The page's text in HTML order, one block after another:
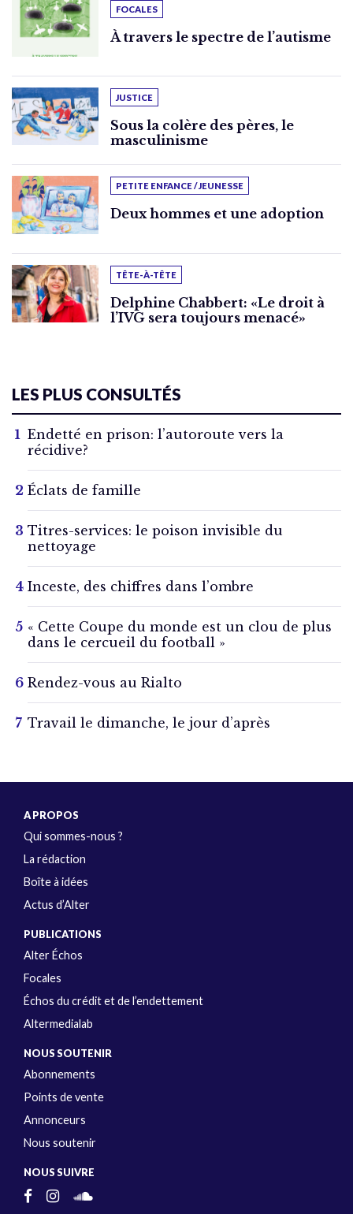
FOCALES
À travers le spectre de l’autisme
JUSTICE
Sous la colère des pères, le
masculinisme
PETITE ENFANCE / JEUNESSE
Deux hommes et une adoption
TÊTE-À-TÊTE
Delphine Chabbert: «Le droit à
l’IVG sera toujours menacé»
LES PLUS CONSULTÉS
Endetté en prison: l’autoroute vers la
récidive?
Éclats de famille
Titres-services: le poison invisible du
nettoyage
Inceste, des chiffres dans l’ombre
« Cette Coupe du monde est un clou de plus
dans le cercueil du football »
Rendez-vous au Rialto
Travail le dimanche, le jour d’après
A PROPOS
Qui sommes-nous ?
La rédaction
Boîte à idées
Actus d’Alter
PUBLICATIONS
Alter Échos
Focales
Échos du crédit et de l’endettement
Altermedialab
NOUS SOUTENIR
Abonnements
Points de vente
Annonceurs
Nous soutenir
NOUS SUIVRE